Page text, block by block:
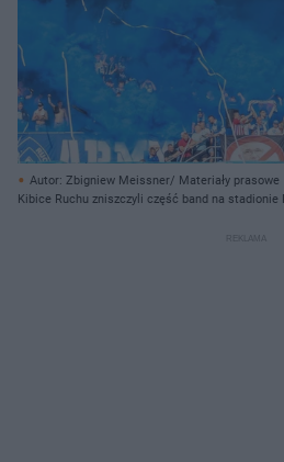
Autor: Zbigniew Meissner/ Materiały prasowe
Kibice Ruchu zniszczyli część band na